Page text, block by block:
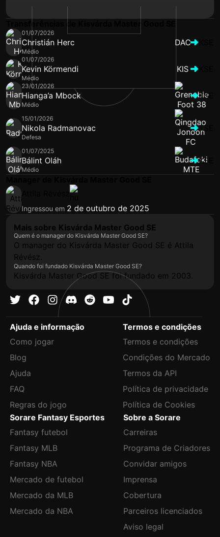
01/07/2026
Christián Herc
Médio
DAC
01/07/2026
Kevin Körmendi
Médio
KIS
23/01/2026
Hianga’a Mbock
Médio
KSE
15/01/2026
Nikola Radmanovac
Defesa
KSE
01/07/2025
Bálint Oláh
Médio
KSE
Ingressou em 2 de outubro de 2025
Mais sobre Kisvárda Master Good SE
Quem é o manager do Kisvárda Master Good SE?
O manager do Kisvárda Master Good SE é Attila
Révész.
Quando foi fundado Kisvárda Master Good SE?
Kisvárda Master Good SE foi fundado em 2003.
Ajuda e informação
Como jogar
Blog
Ajuda
FAQ
Regras do jogo
Termos e condições
Termos e condições
Condições do Mercado
Termos da API
Política de privacidade
Política de Cookies
Sorare Fantasy Esportes
Fantasy futebol
Fantasy MLB
Fantasy NBA
Mercado de futebol
Mercado da MLB
Mercado da NBA
Sobre a Sorare
Carreiras
Programa de Criadores
Convidar amigos
Imprensa
Cobertura
Parceiros licenciados
Aviso legal